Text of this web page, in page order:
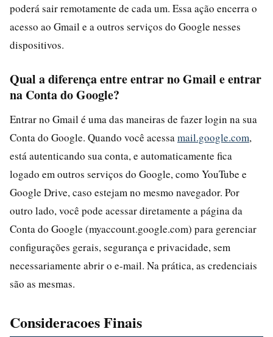
poderá sair remotamente de cada um. Essa ação encerra o
acesso ao Gmail e a outros serviços do Google nesses
dispositivos.
Qual a diferença entre entrar no Gmail e entrar
na Conta do Google?
Entrar no Gmail é uma das maneiras de fazer login na sua
Conta do Google. Quando você acessa mail.google.com,
está autenticando sua conta, e automaticamente fica
logado em outros serviços do Google, como YouTube e
Google Drive, caso estejam no mesmo navegador. Por
outro lado, você pode acessar diretamente a página da
Conta do Google (myaccount.google.com) para gerenciar
configurações gerais, segurança e privacidade, sem
necessariamente abrir o e-mail. Na prática, as credenciais
são as mesmas.
Consideracoes Finais